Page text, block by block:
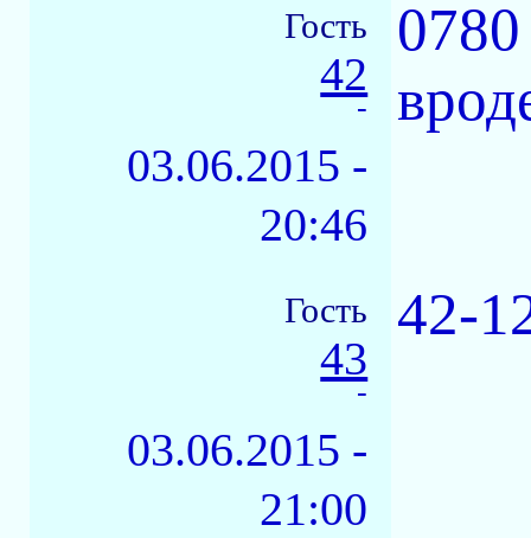
Гость
42
-
03.06.2015 -
20:46
Гость
43
-
03.06.2015 -
21:00
42-